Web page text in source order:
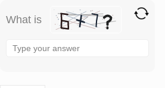
What is
the